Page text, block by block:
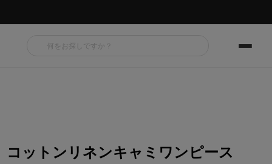
コットンリネンキャミワンピース